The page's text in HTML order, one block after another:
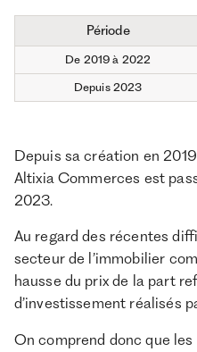
Période
De 2019 à 2022
Depuis 2023
Depuis sa création en
Altixia Commerces est
2023.
Au regard des récentes
secteur de l’immobilier
hausse du prix de la part
d’investissement réalisés
On comprend donc que